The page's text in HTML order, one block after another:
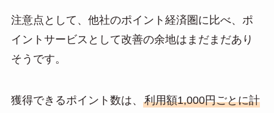
注意点として、他社のポイント経済圏に比べ、ポ
イントサービスとして改善の余地はまだまだあり
そうです。
獲得できるポイント数は、 利用額1,000円ごとに計